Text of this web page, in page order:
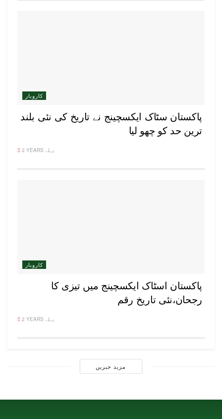
کاروبار
پاکستان سٹاک ایکسچینج نے تاریخ کی نئی بلند
ترین حد کو چھو لیا
2 YEARS پہلے
کاروبار
پاکستان اسٹاک ایکسچینج میں تیزی کا
رجحان،نئی تاریخ رقم
2 YEARS پہلے
مزید خبریں